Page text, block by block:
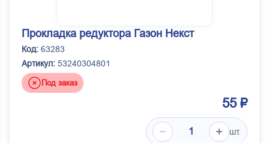
Прокладка редуктора Газон Некст
Код: 63283
Артикул: 53240304801
Под заказ
55 ₽
шт.